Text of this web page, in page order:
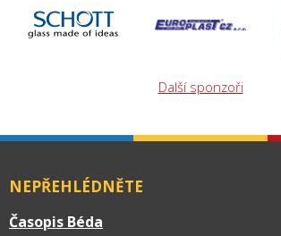
Další sponzoři
NEPŘEHLÉDNĚTE
Časopis Béda